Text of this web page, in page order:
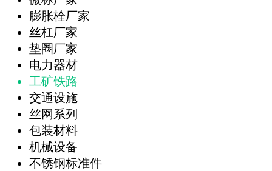
膨胀栓厂家
丝杠厂家
垫圈厂家
电力器材
工矿铁路
交通设施
丝网系列
包装材料
机械设备
不锈钢标准件